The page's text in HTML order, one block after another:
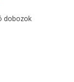
dobozok